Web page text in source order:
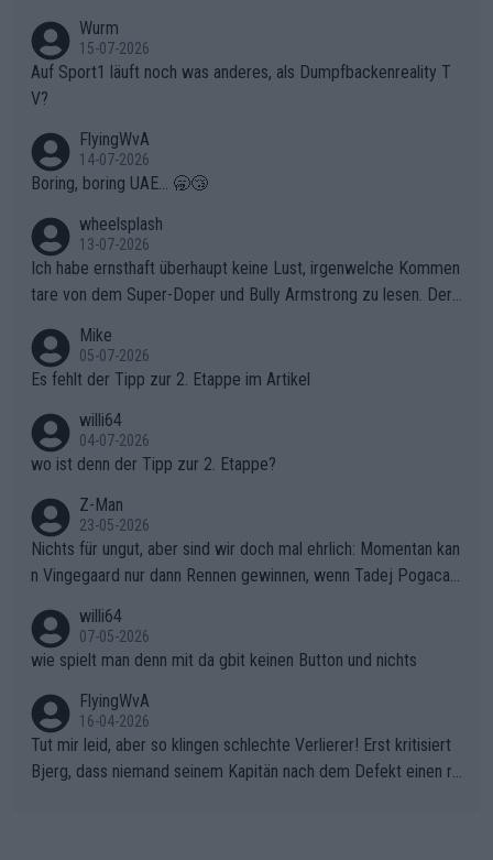
Wurm
15-07-2026
Auf Sport1 läuft noch was anderes, als Dumpfbackenreality T
V?
FlyingWvA
14-07-2026
Boring, boring UAE... 🥱😴
wheelsplash
13-07-2026
Ich habe ernsthaft überhaupt keine Lust, irgenwelche Kommen
tare von dem Super-Doper und Bully Armstrong zu lesen. Der
r die gehört nicht in dieses Medium!
Mike
05-07-2026
Es fehlt der Tipp zur 2. Etappe im Artikel
willi64
04-07-2026
wo ist denn der Tipp zur 2. Etappe?
Z-Man
23-05-2026
Nichts für ungut, aber sind wir doch mal ehrlich: Momentan kan
n Vingegaard nur dann Rennen gewinnen, wenn Tadej Pogacar
willi64
07-05-2026
wie spielt man denn mit da gbit keinen Button und nichts
FlyingWvA
16-04-2026
Tut mir leid, aber so klingen schlechte Verlierer! Erst kritisiert
Bjerg, dass niemand seinem Kapitän nach dem Defekt einen ro